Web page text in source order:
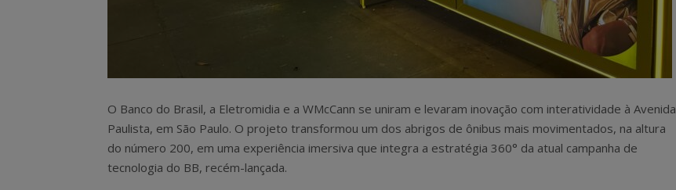
O Banco do Brasil, a Eletromidia e a WMcCann se uniram e levaram inovação com interatividade à Avenida
Paulista, em São Paulo. O projeto transformou um dos abrigos de ônibus mais movimentados, na altura
do número 200, em uma experiência imersiva que integra a estratégia 360° da atual campanha de
tecnologia do BB, recém-lançada.